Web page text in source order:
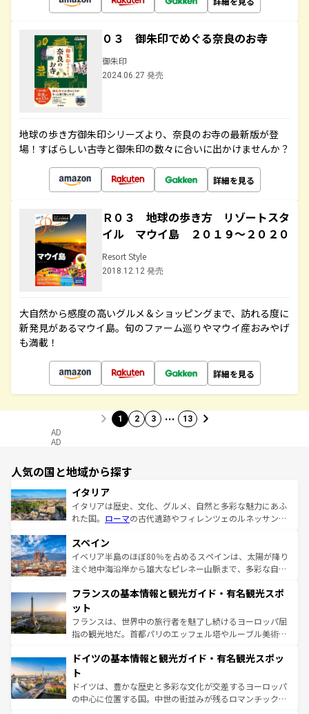
０３ 御朱印でめぐる奈良のお寺
御朱印
2024.06.27 発売
地球の歩き方御朱印シリーズより、奈良のお寺の最新版が登
場！すばらしい古寺と御朱印の数々に合いに出かけませんか？
詳細を見る
Ｒ０３ 地球の歩き方 リゾートスタ
イル マウイ島 ２０１９～２０２０
Resort Style
2018.12.12 発売
大自然から感度の高いグルメ＆ショッピングまで、訪れる度に
新発見があるマウイ島。旬のファーム巡りやマウイ産おみやげ
も満載！
詳細を見る
1 2 3 … 13
AD
AD
人気の国と地域から探す
イタリア
イタリアは歴史、文化、グルメ、自然と多彩な魅力にあふ
れた国。 ローマの古代遺跡やフィレンツェのルネッサンス
ろん、トスカーナの美しい田園風景やアマルフィ海岸の絶
景など、自然景観も見逃せない。観光の合間には、本場の
ピザやパスタなど、絶品のイタリア料理を堪能することも
ませてくれるイタリアで、忘れられない旅をしてみよう！
なお、新着のイタリア情報は
しい。
スペイン
イベリア半島のほぼ80％を占めるスペインは、太陽が降り
注ぐ地中海沿岸から雄大なピレネー山脈まで、多彩な自然
文化が根付くこの国では、情熱的なフラメンコ、熱気あふ
れる闘牛、そして美味しいタパスが生活の一部となってい
る。首都マドリードの洗練された雰囲気や、バルセロナの
アートに溢れた街角から、地方では古代ローマ遺跡や中世
せる。地方によって風土や気候が異なるスペインはその個
ンテンツ一覧 を参照してほしい。
フランスの基本情報と観光ガイド・有名観光スポ
ット
フランスは、世界中の旅行者を魅了し続けるヨーロッパ屈
指の観光地だ。首都パリのエッフェル塔やルーブル美術館
で、幅広い魅力が詰まっている。華麗な宮殿、歴史的な大
聖堂、美しいビーチ、そして豊かな自然が、訪れる者を心
から魅了する。また、フランスは美食の国としても知ら
れ、フランス料理はユネスコ無形文化遺産にも登録されて
ドイツの基本情報と観光ガイド・有名観光スポッ
ト
ドイツは、豊かな歴史と多彩な文化が交差するヨーロッパ
の中心に位置する国。中世の街並みが残るロマンチック街